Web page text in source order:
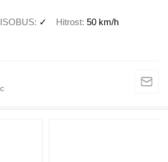
ISOBUS ✓ Hitrost 50 km/h